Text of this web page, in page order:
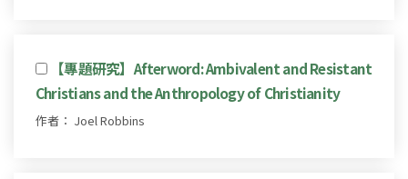
【專題研究】Afterword: Ambivalent and Resistant
Christians and the Anthropology of Christianity
作者： Joel Robbins